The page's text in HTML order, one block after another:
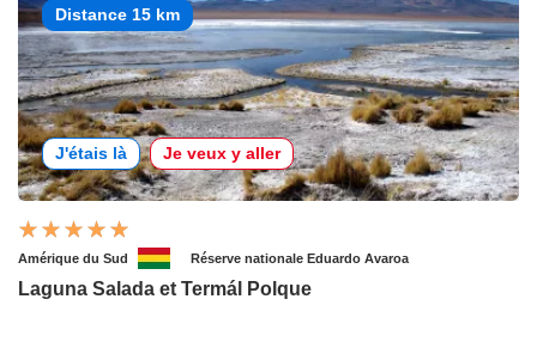
Distance 15 km
J'étais là Je veux y aller
Amérique du Sud Réserve nationale Eduardo Avaroa
Laguna Salada et Termál Polque